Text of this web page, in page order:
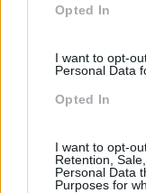
Opted In
I want to opt-
Personal Data
Opted In
I want to opt-
Retention,
Personal Data
Purposes for